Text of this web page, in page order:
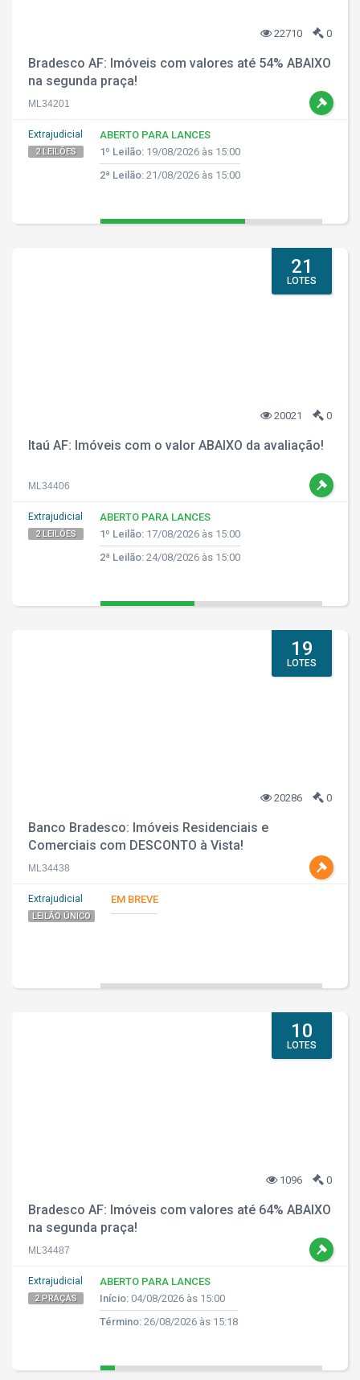
22710 0
Bradesco AF: Imóveis com valores até 54% ABAIXO
na segunda praça!
ML34201
Extrajudicial
2 LEILÕES
ABERTO PARA LANCES
1º Leilão: 19/08/2026 às 15:00
2ª Leilão: 21/08/2026 às 15:00
21
LOTES
20021 0
Itaú AF: Imóveis com o valor ABAIXO da avaliação!
ML34406
Extrajudicial
2 LEILÕES
ABERTO PARA LANCES
1º Leilão: 17/08/2026 às 15:00
2ª Leilão: 24/08/2026 às 15:00
19
LOTES
20286 0
Banco Bradesco: Imóveis Residenciais e
Comerciais com DESCONTO à Vista!
ML34438
Extrajudicial
LEILÃO ÚNICO
EM BREVE
10
LOTES
1096 0
Bradesco AF: Imóveis com valores até 64% ABAIXO
na segunda praça!
ML34487
Extrajudicial
2 PRAÇAS
ABERTO PARA LANCES
Início: 04/08/2026 às 15:00
Término: 26/08/2026 às 15:18